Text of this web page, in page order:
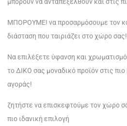
ΜΠΟΡΟΥΜΕ! να προσαρμόσουμε τον
διάσταση που ταιριάζει στο χώρο σας!
Να επιλέξετε ύφανση και
το ΔΙΚΟ σας μοναδικό προϊόν στις
αγοράς!
ζητήστε να επισκεφτούμε τον χώρο
πιο ιδανική επιλογή